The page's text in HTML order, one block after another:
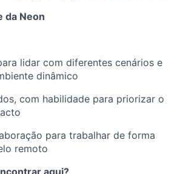
da Neon
lidar com diferentes cenários e
dinâmico
com habilidade para priorizar o
para trabalhar de forma
remoto
aqui?